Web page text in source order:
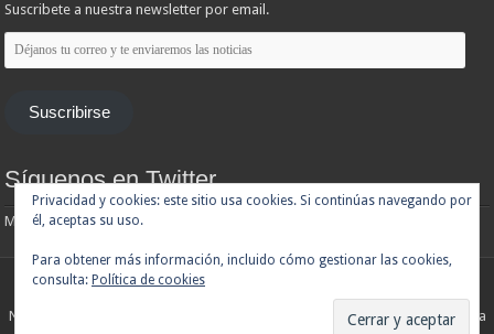
Suscribete a nuestra newsletter por email.
Déjanos
tu
correo
enviaremos
Suscribirse
Síguenos en Twitter
Mis tuits
Noticias de cine y de series de televisión, críticas, tráilers, estrenos. Cineralia
Privacidad y cookies: este sitio usa cookies. Si continúas navegando por
él, aceptas su uso.
Para obtener más información, incluido cómo gestionar las cookies,
consulta: Política de cookies